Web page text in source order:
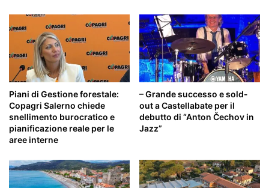
Piani di Gestione forestale:
Copagri Salerno chiede
snellimento burocratico e
pianificazione reale per le
aree interne
– Grande successo e sold-
out a Castellabate per il
debutto di “Anton Čechov in
Jazz”